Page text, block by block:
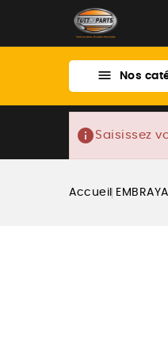
 Nos
info Saisissez
Accueil